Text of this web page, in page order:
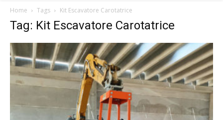
Home Tags Kit Escavatore Carotatrice
Tag: Kit Escavatore Carotatrice